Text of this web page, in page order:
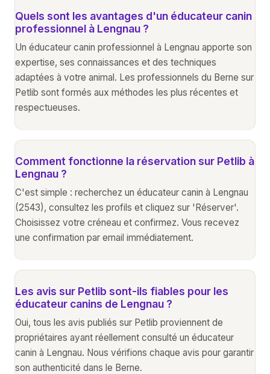
Quels sont les avantages d'un éducateur canin
professionnel à Lengnau ?
Un éducateur canin professionnel à Lengnau apporte son
expertise, ses connaissances et des techniques
adaptées à votre animal. Les professionnels du Berne sur
Petlib sont formés aux méthodes les plus récentes et
respectueuses.
Comment fonctionne la réservation sur Petlib à
Lengnau ?
C'est simple : recherchez un éducateur canin à Lengnau
(2543), consultez les profils et cliquez sur 'Réserver'.
Choisissez votre créneau et confirmez. Vous recevez
une confirmation par email immédiatement.
Les avis sur Petlib sont-ils fiables pour les
éducateur canins de Lengnau ?
Oui, tous les avis publiés sur Petlib proviennent de
propriétaires ayant réellement consulté un éducateur
canin à Lengnau. Nous vérifions chaque avis pour garantir
son authenticité dans le Berne.